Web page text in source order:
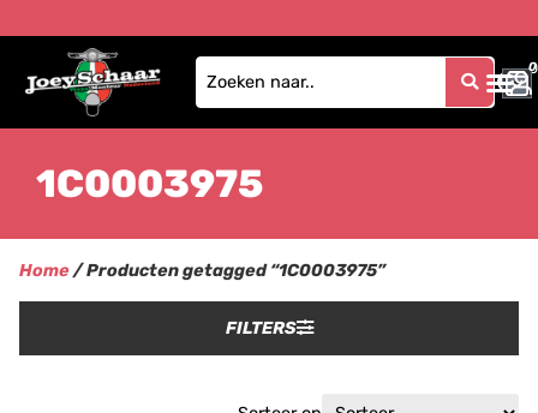
0
0
1C0003975
Home/ Producten getagged “1C0003975”
FILTERS